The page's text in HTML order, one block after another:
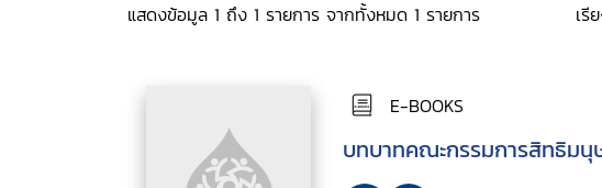
แสดงข้อมูล 1 ถึง 1 รายการ จากทั้งหมด 1 รายการ เรี
E-BOOKS
บทบาทคณะกรรมการสิทธิม